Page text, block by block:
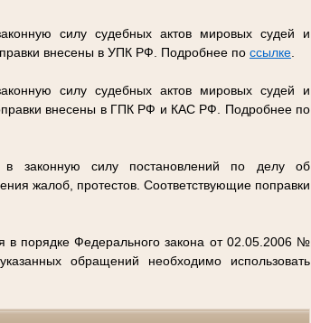
силу судебных актов мировых судей и
внесены в УПК РФ. Подробнее по ссылке.
силу судебных актов мировых судей и
внесены в ГПК РФ и КАС РФ. Подробнее по
законную силу постановлений по делу об
жалоб, протестов. Соответствующие поправки
порядке Федерального закона от 02.05.2006 №
обращений необходимо использовать